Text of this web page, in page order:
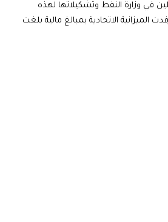
في وزارة النفط وتشكيلاتها لهذه
الميزانية الاتحادية بمبالغ مالية بلغت